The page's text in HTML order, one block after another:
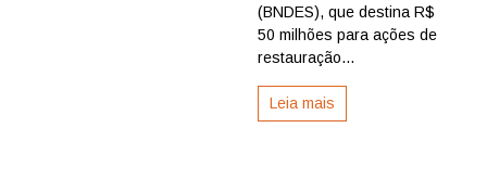
Caatinga
e
proteger
o
Rio
São
(BNDES), que destina R$
50 milhões para ações de
restauração...
Leia mais